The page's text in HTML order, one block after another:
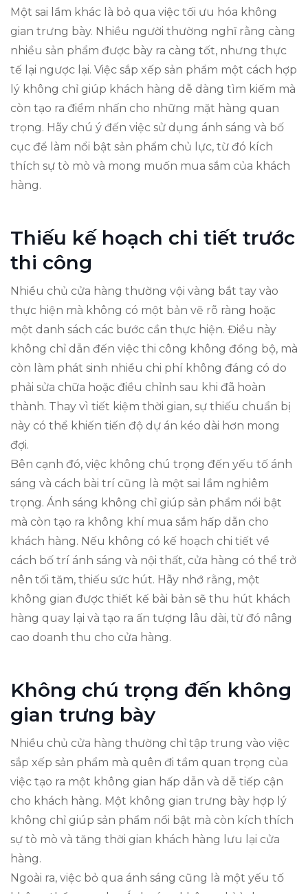
Một sai lầm khác là bỏ qua việc tối ưu hóa không
gian trưng bày. Nhiều người thường nghĩ rằng càng
nhiều sản phẩm được bày ra càng tốt, nhưng thực
tế lại ngược lại. Việc sắp xếp sản phẩm một cách hợp
lý không chỉ giúp khách hàng dễ dàng tìm kiếm mà
còn tạo ra điểm nhấn cho những mặt hàng quan
trọng. Hãy chú ý đến việc sử dụng ánh sáng và bố
cục để làm nổi bật sản phẩm chủ lực, từ đó kích
thích sự tò mò và mong muốn mua sắm của khách
hàng.
Thiếu kế hoạch chi tiết trước
thi công
Nhiều chủ cửa hàng thường vội vàng bắt tay vào
thực hiện mà không có một bản vẽ rõ ràng hoặc
một danh sách các bước cần thực hiện. Điều này
không chỉ dẫn đến việc thi công không đồng bộ, mà
còn làm phát sinh nhiều chi phí không đáng có do
phải sửa chữa hoặc điều chỉnh sau khi đã hoàn
thành. Thay vì tiết kiệm thời gian, sự thiếu chuẩn bị
này có thể khiến tiến độ dự án kéo dài hơn mong
đợi.
Bên cạnh đó, việc không chú trọng đến yếu tố ánh
sáng và cách bài trí cũng là một sai lầm nghiêm
trọng. Ánh sáng không chỉ giúp sản phẩm nổi bật
mà còn tạo ra không khí mua sắm hấp dẫn cho
khách hàng. Nếu không có kế hoạch chi tiết về
cách bố trí ánh sáng và nội thất, cửa hàng có thể trở
nên tối tăm, thiếu sức hút. Hãy nhớ rằng, một
không gian được thiết kế bài bản sẽ thu hút khách
hàng quay lại và tạo ra ấn tượng lâu dài, từ đó nâng
cao doanh thu cho cửa hàng.
Không chú trọng đến không
gian trưng bày
Nhiều chủ cửa hàng thường chỉ tập trung vào việc
sắp xếp sản phẩm mà quên đi tầm quan trọng của
việc tạo ra một không gian hấp dẫn và dễ tiếp cận
cho khách hàng. Một không gian trưng bày hợp lý
không chỉ giúp sản phẩm nổi bật mà còn kích thích
sự tò mò và tăng thời gian khách hàng lưu lại cửa
hàng.
Ngoài ra, việc bỏ qua ánh sáng cũng là một yếu tố